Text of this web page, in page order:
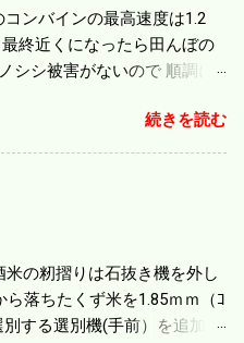
コンバインの最高速度は1.2
終近くになったら田んぼの
シシ被害がないので 順調に
/hrになり 幅は約2ｍだから
力がある。 実際は回転した
の能力などのバランスの問
足している。 というより買
面積が少なく手が出せ 無か
続きを読む
米の籾摺りは石抜き機を外し
ら落ちたくず米を1.85ｍｍ（ｺ
別する選別機(手前）を追加す